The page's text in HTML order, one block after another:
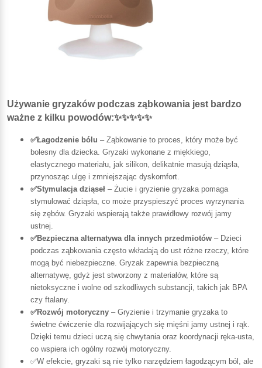
Używanie gryzaków podczas ząbkowania jest bardzo
ważne z kilku powodów:✨✨✨✨✨
✅Łagodzenie bólu – Ząbkowanie to proces, który może być
bolesny dla dziecka. Gryzaki wykonane z miękkiego,
elastycznego materiału, jak silikon, delikatnie masują dziąsła,
przynosząc ulgę i zmniejszając dyskomfort.
✅Stymulacja dziąseł – Żucie i gryzienie gryzaka pomaga
stymulować dziąsła, co może przyspieszyć proces wyrzynania
się zębów. Gryzaki wspierają także prawidłowy rozwój jamy
ustnej.
✅Bezpieczna alternatywa dla innych przedmiotów – Dzieci
podczas ząbkowania często wkładają do ust różne rzeczy, które
mogą być niebezpieczne. Gryzak zapewnia bezpieczną
alternatywę, gdyż jest stworzony z materiałów, które są
nietoksyczne i wolne od szkodliwych substancji, takich jak BPA
czy ftalany.
✅Rozwój motoryczny – Gryzienie i trzymanie gryzaka to
świetne ćwiczenie dla rozwijających się mięśni jamy ustnej i rąk.
Dzięki temu dzieci uczą się chwytania oraz koordynacji ręka-usta,
co wspiera ich ogólny rozwój motoryczny.
✅W efekcie, gryzaki są nie tylko narzędziem łagodzącym ból, ale